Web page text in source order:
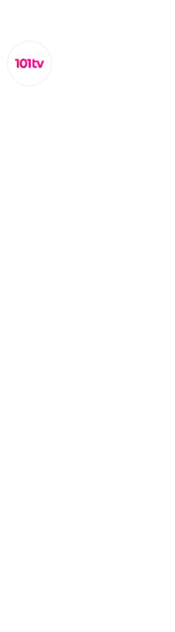
La Agencia Estatal
horas y hasta que
provincia por
campiña jerezana
espera tormentas
El tiempo
las tormentas
horas de este